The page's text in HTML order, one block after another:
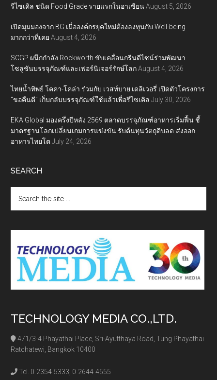
รีไซเคิล ชนิด Food Grade รายแรกในอาเซียน August 5, 2026
เปิดมุมมองจาก BG เมื่อองค์กรยุคใหม่ต้องลงทุนกับ Well-being
มากกว่าที่เคย August 4, 2026
SCGP ผนึกกำลัง Rockworth ขับเคลื่อนกรีนดีไซน์ร่วมพัฒนา
โซลูชันบรรจุภัณฑ์และเฟอร์นิเจอร์รักษ์โลก August 4, 2026
ไทยน้ำทิพย์ โคคา-โคล่า ร่วมกับ เวสท์บาย เดลิเวอรี่ เปิดตัวโครงการ
“ขอคืนดี” เก็บกลับบรรจุภัณฑ์ใช้แล้วเพื่อรีไซเคิล July 30, 2026
EKA Global มองครึ่งปีหลัง 2569 ตลาดบรรจุภัณฑ์อาหารเริ่มฟื้น ชี้
มาตรฐานโลกเปลี่ยนเกมการแข่งขัน รับต้นทุนวัตถุดิบลด-ส่งออก
อาหารไทยโต July 24, 2026
SEARCH
the
TECHNOLOGY MEDIA CO.,LTD.
471/3-4 Phayathai Place, Sri-Ayutthaya Road, Tung Phayathai
Ratchatewi, Bangkok 10400
Tel. 0-2354-5333, 0-2644-4555